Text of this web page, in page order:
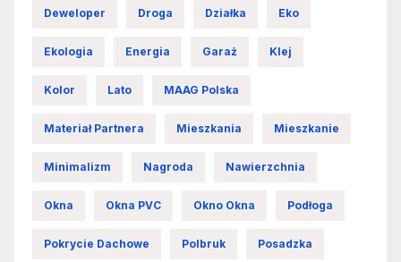
Deweloper Droga Działka Eko
Ekologia Energia Garaż Klej
Kolor Lato MAAG Polska
Materiał Partnera Mieszkania Mieszkanie
Minimalizm Nagroda Nawierzchnia
Okna Okna PVC Okno Okna Podłoga
Pokrycie Dachowe Polbruk Posadzka